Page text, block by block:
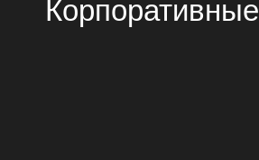
Корпоративные